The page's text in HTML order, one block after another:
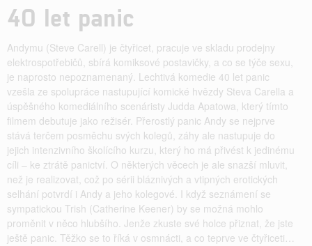
40 let panic
Andymu (Steve Carell) je čtyřicet, pracuje ve skladu prodejny
elektrospotřebičů, sbírá komiksové postavičky, a co se týče sexu,
je naprosto nepoznamenaný. Lechtivá komedie 40 let panic
vzešla ze spolupráce nastupující komické hvězdy Steva Carella a
úspěšného komediálního scenáristy Judda Apatowa, který tímto
filmem debutuje jako režisér. Přerostlý panic Andy se nejprve
stává terčem posměchu svých kolegů, záhy ale nastupuje do
jejich intenzivního školícího kurzu, který ho má přivést k jedinému
cíli – ke ztrátě panictví. O některých věcech je ale snazší mluvit,
než je realizovat, což po sérii bláznivých a vtipných erotických
selhání potvrdí i Andy a jeho kolegové. I když seznámení se
sympatickou Trish (Catherine Keener) by se možná mohlo
proměnit v něco hlubšího. Jenže zkuste své holce přiznat, že jste
ještě panic. Těžko se to říká v osmnácti, a co teprve ve čtyřiceti…